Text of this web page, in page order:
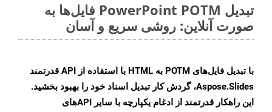
تبدیل PowerPoint POTM فایل‌ها به
صورت آنلاین: روشی سریع و آسان
با تبدیل فایل‌های POTM به HTML با استفاده از API قدرتمند
Aspose.Slides، گردش کار تبدیل اسناد خود را بهبود بخشید.
این راهکار قدرتمند از ادغام یکپارچه با سایر APIهای